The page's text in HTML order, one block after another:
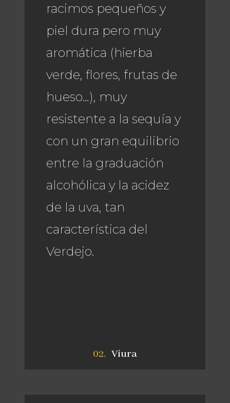
racimos pequeños y
piel dura pero muy
aromática (hierba
verde, flores, frutas de
hueso…), muy
resistente a la sequía y
con un gran equilibrio
entre la graduación
alcohólica y la acidez
de la uva, tan
característica del
Verdejo.
Viura